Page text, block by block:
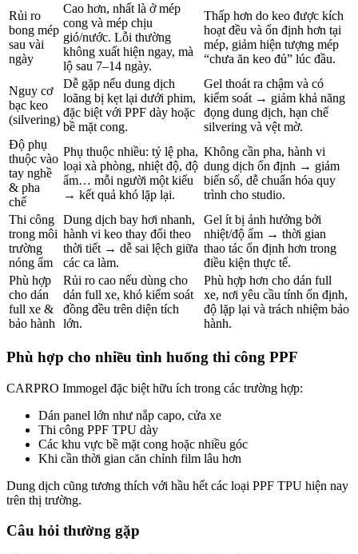
Rủi ro
bong mép
sau vài
ngày
Cao hơn, nhất là ở mép
cong và mép chịu
gió/nước. Lỗi thường
không xuất hiện ngay, mà
lộ sau 7–14 ngày.
Thấp hơn do keo được kích
hoạt đều và ổn định hơn tại
mép, giảm hiện tượng mép
“chưa ăn keo đủ” lúc đầu.
Nguy cơ
bạc keo
(silvering)
Dễ gặp nếu dung dịch
loãng bị kẹt lại dưới phim,
đặc biệt với PPF dày hoặc
bề mặt cong.
Gel thoát ra chậm và có
kiểm soát → giảm khả năng
đọng dung dịch, hạn chế
silvering và vệt mờ.
Độ phụ
thuộc vào
tay nghề
& pha
chế
Phụ thuộc nhiều: tỷ lệ pha,
loại xà phòng, nhiệt độ, độ
ẩm… mỗi người một kiểu
→ kết quả khó lặp lại.
Không cần pha, hành vi
dung dịch ổn định → giảm
biến số, dễ chuẩn hóa quy
trình cho studio.
Thi công
trong môi
trường
nóng ẩm
Dung dịch bay hơi nhanh,
hành vi keo thay đổi theo
thời tiết → dễ sai lệch giữa
các ca làm.
Gel ít bị ảnh hưởng bởi
nhiệt/độ ẩm → thời gian
thao tác ổn định hơn trong
điều kiện thực tế.
Phù hợp
cho dán
full xe &
bảo hành
Rủi ro cao nếu dùng cho
dán full xe, khó kiểm soát
đồng đều trên diện tích
lớn.
Phù hợp hơn cho dán full
xe, nơi yêu cầu tính ổn định,
độ lặp lại và trách nhiệm bảo
hành.
Phù hợp cho nhiều tình huống thi công PPF
CARPRO Immogel đặc biệt hữu ích trong các trường hợp:
Dán panel lớn như nắp capo, cửa xe
Thi công PPF TPU dày
Các khu vực bề mặt cong hoặc nhiều góc
Khi cần thời gian căn chỉnh film lâu hơn
Dung dịch cũng tương thích với hầu hết các loại PPF TPU hiện nay
trên thị trường.
Câu hỏi thường gặp